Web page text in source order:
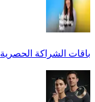
باقات الشراكة الحصرية